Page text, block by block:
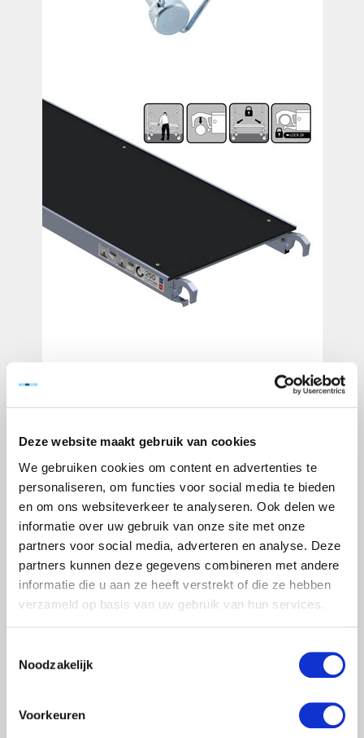
Deze website maakt gebruik van cookies
We gebruiken cookies om content en advertenties te
personaliseren, om functies voor social media te bieden
en om ons websiteverkeer te analyseren. Ook delen we
informatie over uw gebruik van onze site met onze
partners voor social media, adverteren en analyse. Deze
partners kunnen deze gegevens combineren met andere
informatie die u aan ze heeft verstrekt of die ze hebben
verzameld op basis van uw gebruik van hun services.
Noodzakelijk
Voorkeuren
en het dak kan dicht blijven liggen.
€1.051,00 Excl. btw
Beschikbaarheid:
Op voorraad
Merk:
Euroscaffold
+ -